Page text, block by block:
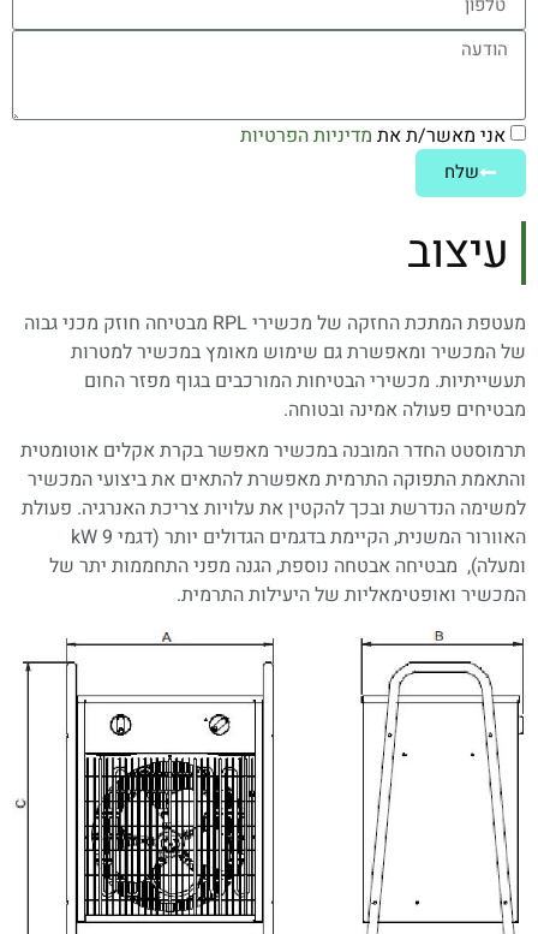
אני מאשר/ת את מדיניות הפרטיות
שלח
עיצוב
מעטפת המתכת החזקה של מכשירי RPL מבטיחה חוזק מכני גבוה
של המכשיר ומאפשרת גם שימוש מאומץ במכשיר למטרות
תעשייתיות. מכשירי הבטיחות המורכבים בגוף מפזר החום
מבטיחים פעולה אמינה ובטוחה.
תרמוסטט החדר המובנה במכשיר מאפשר בקרת אקלים אוטומטית
והתאמת התפוקה התרמית מאפשרת להתאים את ביצועי המכשיר
למשימה הנדרשת ובכך להקטין את עלויות צריכת האנרגיה. פעולת
האוורור המשנית, הקיימת בדגמים הגדולים יותר (דגמי 9 kW
ומעלה), מבטיחה אבטחה נוספת, הגנה מפני התחממות יתר של
המכשיר ואופטימאליות של היעילות התרמית.